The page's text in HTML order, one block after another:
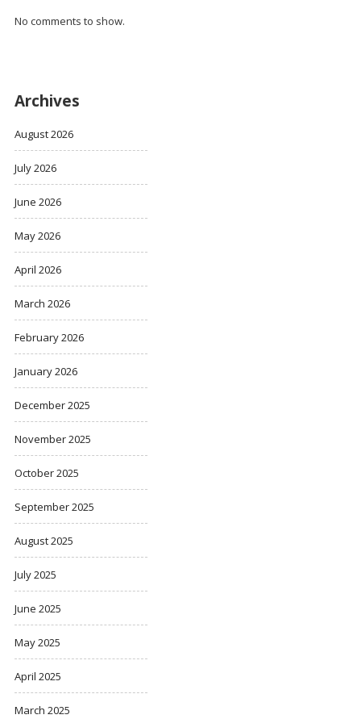
No comments to show.
Archives
August 2026
July 2026
June 2026
May 2026
April 2026
March 2026
February 2026
January 2026
December 2025
November 2025
October 2025
September 2025
August 2025
July 2025
June 2025
May 2025
April 2025
March 2025